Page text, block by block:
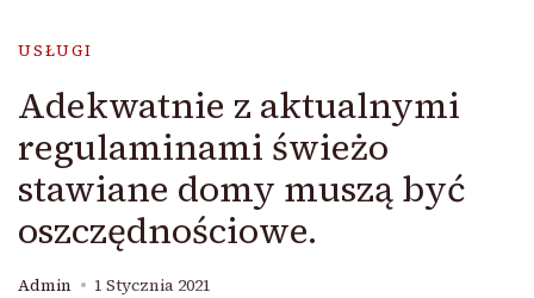
USŁUGI
Adekwatnie z aktualnymi
regulaminami świeżo
stawiane domy muszą być
oszczędnościowe.
Admin 1 Stycznia 2021